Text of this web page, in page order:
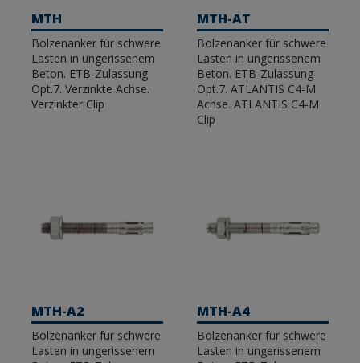
bestimmte Anwendungen bestätigen: Wir haben
Optionen mit ETE Opt 7- und ETE Opt 1-
Zulassung für den Einsatz in gerissenem und
ungerissenem Beton, für seismische Belastungen
C1&C2 oder Feuerbeständigkeit, unter anderem.
Zubehör für Kabel, Ketten oder Seile.Große
Auswahl an Seilklemmen, Spannschlössern,
nautischen Anwendungen, bei denen die
Verankerungen sehr anspruchsvollen
Wetterbedingungen ausgesetzt sein können. In
MTH
Bolzenanker für schwere
Lasten in ungerissenem
Beton. ETB-Zulassung
Opt.7. Verzinkte Achse.
Verzinkter Clip
MTH-AT
Bolzenanker für schwere
Lasten in ungerissenem
Beton. ETB-Zulassung
Opt.7. ATLANTIS C4-M
Achse. ATLANTIS C4-M
Clip
MTH-A2
Bolzenanker für schwere
Lasten in ungerissenem
MTH-A4
Bolzenanker für schwere
Lasten in ungerissenem